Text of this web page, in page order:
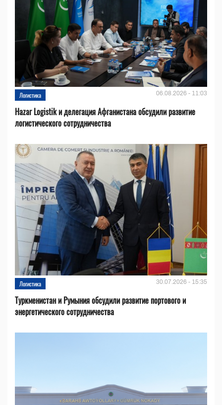
Логистика 06.08.2026 - 11:03
Hazar Logistik и делегация Афганистана обсудили развитие
логистического сотрудничества
Логистика 30.07.2026 - 15:35
Туркменистан и Румыния обсудили развитие портового и
энергетического сотрудничества